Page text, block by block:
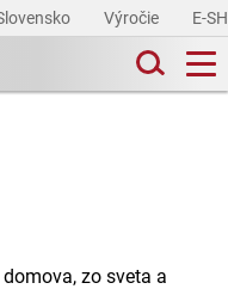
Výročie E-
zo sveta a